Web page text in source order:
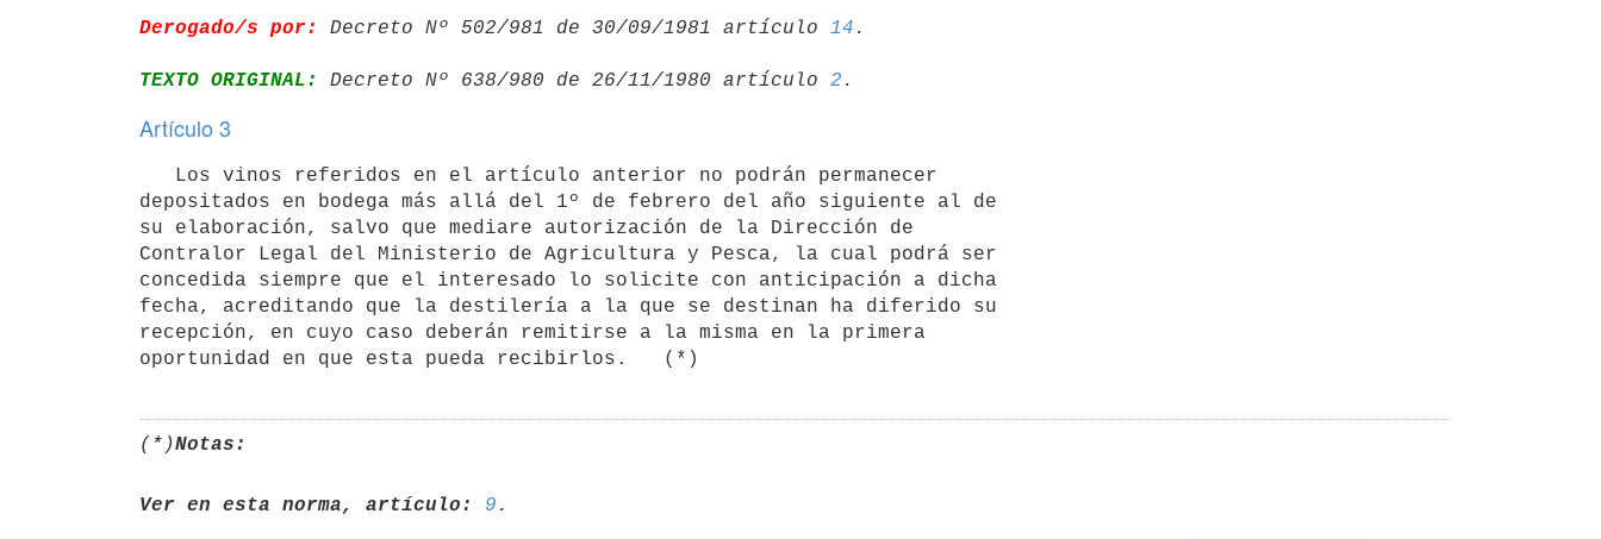
Derogado/s por: Decreto Nº 502/981 de 30/09/1981 artículo 14
TEXTO ORIGINAL: Decreto Nº 638/980 de 26/11/1980 artículo 2
Artículo 3
depositados en bodega más allá del 1º de febrero del año siguiente al de
su elaboración, salvo que mediare autorización de la Dirección de
Contralor Legal del Ministerio de Agricultura y Pesca, la cual podrá ser
concedida siempre que el interesado lo solicite con anticipación a dicha
fecha, acreditando que la destilería a la que se destinan ha diferido su
recepción, en cuyo caso deberán remitirse a la misma en la primera
(*)Notas:
Ver en esta norma, artículo: 9